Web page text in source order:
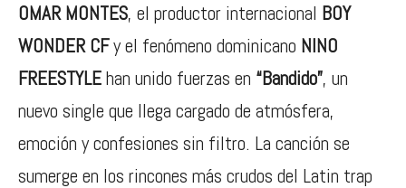
OMAR MONTES, el productor internacional BOY
WONDER CFy el fenómeno dominicano NINO
FREESTYLEhan unido fuerzas en “Bandido”, un
nuevo single que llega cargado de atmósfera,
emoción y confesiones sin filtro. La canción se
sumerge en los rincones más crudos del Latin trap